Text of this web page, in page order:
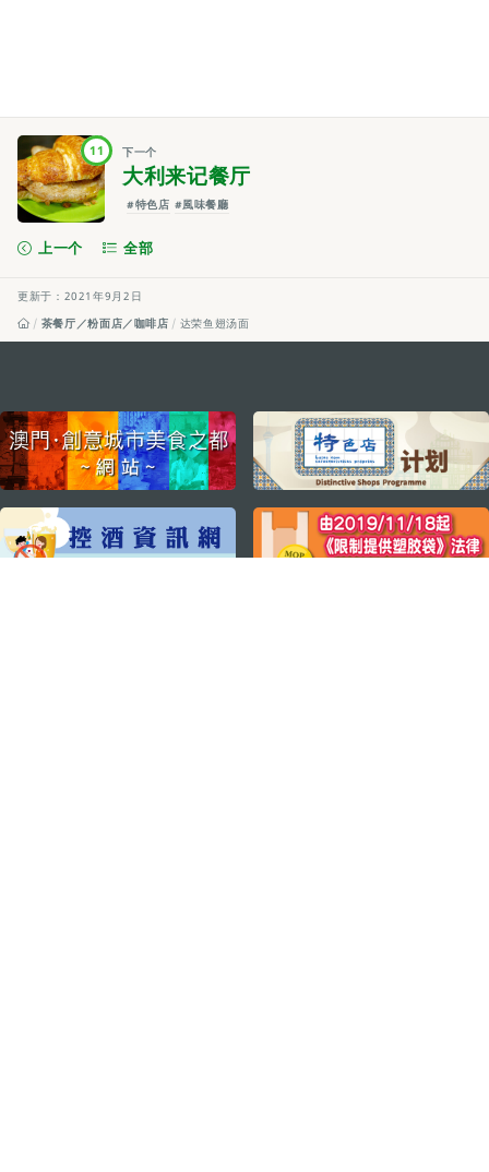
11 下一个
大利来记餐厅
#特色店 #風味餐廳
上一个 全部
更新于：2021年9月2日
茶餐厅／粉面店／咖啡店
达荣鱼翅汤面
external links